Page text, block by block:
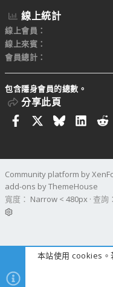
線上統計
線上會員
線上來賓
會員總計
包含隱身會員的總數。
分享此頁
FacebookBluesky
Community platform by
add-ons by ThemeHouse
寬度
查詢
本站使用 cookies。